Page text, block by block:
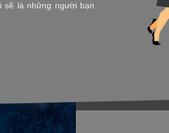
sẽ là những người bạn